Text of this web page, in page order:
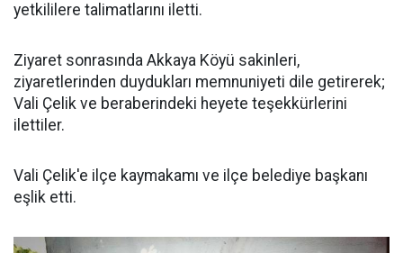
yetkililere talimatlarını iletti.
Ziyaret sonrasında Akkaya Köyü sakinleri,
ziyaretlerinden duydukları memnuniyeti dile getirerek;
Vali Çelik ve beraberindeki heyete teşekkürlerini
ilettiler.
Vali Çelik'e ilçe kaymakamı ve ilçe belediye başkanı
eşlik etti.